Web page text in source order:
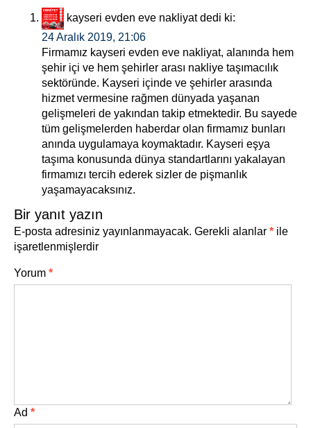
kayseri evden eve nakliyat dedi ki:
24 Aralık 2019, 21:06
Firmamız kayseri evden eve nakliyat, alanında hem
şehir içi ve hem şehirler arası nakliye taşımacılık
sektöründe. Kayseri içinde ve şehirler arasında
hizmet vermesine rağmen dünyada yaşanan
gelişmeleri de yakından takip etmektedir. Bu sayede
tüm gelişmelerden haberdar olan firmamız bunları
anında uygulamaya koymaktadır. Kayseri eşya
taşıma konusunda dünya standartlarını yakalayan
firmamızı tercih ederek sizler de pişmanlık
yaşamayacaksınız.
Bir yanıt yazın
E-posta adresiniz yayınlanmayacak. Gerekli alanlar * ile
işaretlenmişlerdir
Yorum *
Ad *